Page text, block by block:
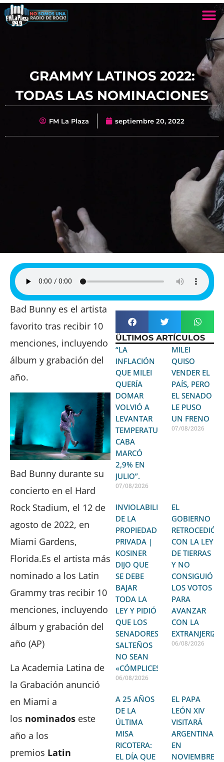
GRAMMY LATINOS 2022:
TODAS LAS NOMINACIONES
FM La Plaza septiembre 20, 2022
Bad Bunny es el artista
favorito tras recibir 10
menciones, incluyendo
álbum y grabación del
año.
Bad Bunny durante su
concierto en el Hard
Rock Stadium, el 12 de
agosto de 2022, en
Miami Gardens,
Florida.Es el artista más
nominado a los Latin
Grammy tras recibir 10
menciones, incluyendo
álbum y grabación del
año (AP)
La Academia Latina de
la Grabación anunció
en Miami a
los nominados este
año a los
premios Latin
ÜLTIMOS ARTÍCULOS
“LA
INFLACIÓN
QUE MILEI
QUERÍA
DOMAR
VOLVIÓ A
LEVANTAR
TEMPERATURA:
CABA
MARCÓ
2,9% EN
JULIO”.
07/08/2026
MILEI
QUISO
VENDER EL
PAÍS, PERO
EL SENADO
LE PUSO
UN FRENO
07/08/2026
INVIOLABILIDAD
DE LA
PROPIEDAD
PRIVADA |
KOSINER
DIJO QUE
SE DEBE
BAJAR
TODA LA
LEY Y PIDIÓ
QUE LOS
SENADORES
SALTEÑOS
NO SEAN
«CÓMPLICES»
06/08/2026
EL
GOBIERNO
RETROCEDIÓ
CON LA LEY
DE TIERRAS
Y NO
CONSIGUIÓ
LOS VOTOS
PARA
AVANZAR
CON LA
06/08/2026
A 25 AÑOS
DE LA
ÚLTIMA
MISA
RICOTERA:
EL DÍA QUE
EL PAPA
LEÓN XIV
VISITARÁ
ARGENTINA
EN
NOVIEMBRE: